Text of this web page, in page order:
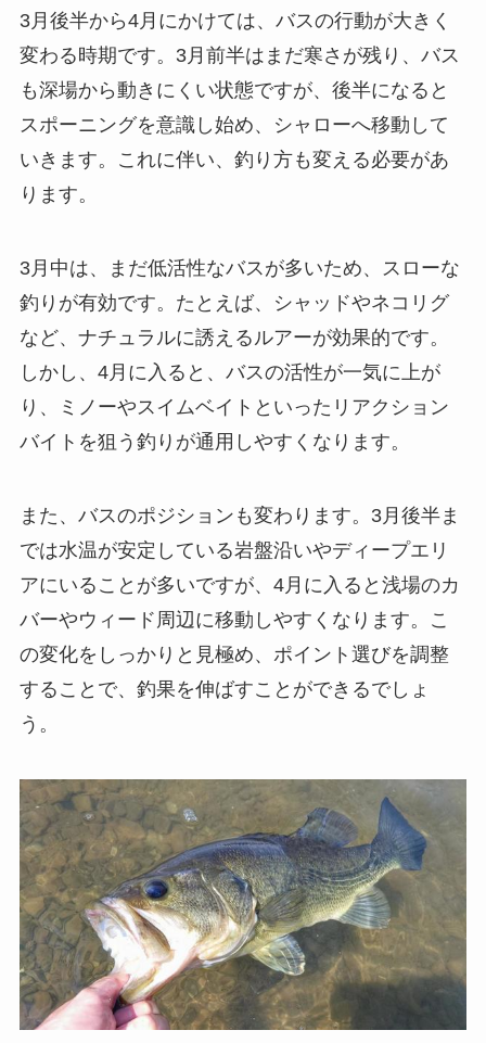
3月後半から4月にかけては、バスの行動が大きく
変わる時期です。3月前半はまだ寒さが残り、バス
も深場から動きにくい状態ですが、後半になると
スポーニングを意識し始め、シャローへ移動して
いきます。これに伴い、釣り方も変える必要があ
ります。
3月中は、まだ低活性なバスが多いため、スローな
釣りが有効です。たとえば、シャッドやネコリグ
など、ナチュラルに誘えるルアーが効果的です。
しかし、4月に入ると、バスの活性が一気に上が
り、ミノーやスイムベイトといったリアクション
バイトを狙う釣りが通用しやすくなります。
また、バスのポジションも変わります。3月後半ま
では水温が安定している岩盤沿いやディープエリ
アにいることが多いですが、4月に入ると浅場のカ
バーやウィード周辺に移動しやすくなります。こ
の変化をしっかりと見極め、ポイント選びを調整
することで、釣果を伸ばすことができるでしょ
う。